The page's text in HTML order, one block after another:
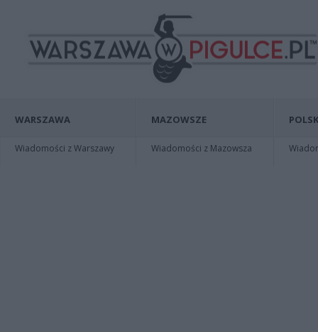
WARSZAWA
Wiadomości z Warszawy
MAZOWSZE
Wiadomości z Mazowsza